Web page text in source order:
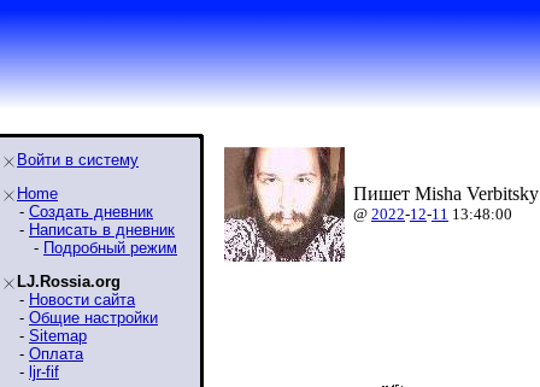
Войти в систему
Home
- Создать дневник
- Написать в дневник
- Подробный режим
LJ.Rossia.org
- Новости сайта
- Общие настройки
- Sitemap
- Оплата
- ljr-fif
Пишет Misha
@ 2022-12-11 13:48:00